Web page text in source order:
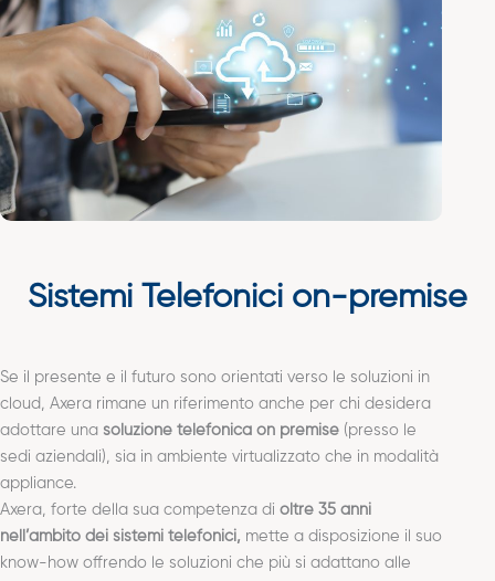
Sistemi Telefonici on-premise
Se il presente e il futuro sono orientati verso le soluzioni in
cloud, Axera rimane un riferimento anche per chi desidera
adottare una soluzione telefonica on premise (presso le
sedi aziendali), sia in ambiente virtualizzato che in modalità
appliance.
Axera, forte della sua competenza di oltre 35 anni
nell’ambito dei sistemi telefonici, mette a disposizione il suo
know-how offrendo le soluzioni che più si adattano alle